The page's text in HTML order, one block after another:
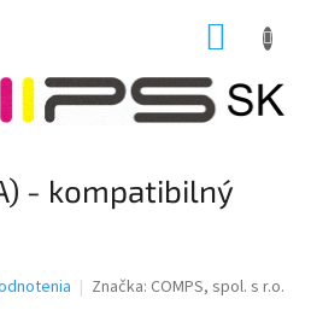
- kompatibilný
Značka: COMPS, spol. s r.o.